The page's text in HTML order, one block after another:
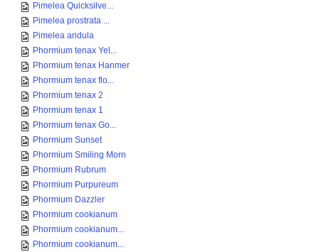
Pimelea Quicksilve...
Pimelea prostrata ...
Pimelea aridula
Phormium tenax Yel...
Phormium tenax Hanmer
Phormium tenax flo...
Phormium tenax 2
Phormium tenax 1
Phormium tenax Go...
Phormium Sunset
Phormium Smiling Morn
Phormium Rubrum
Phormium Purpureum
Phormium Dazzler
Phormium cookianum
Phormium cookianum...
Phormium cookianum...